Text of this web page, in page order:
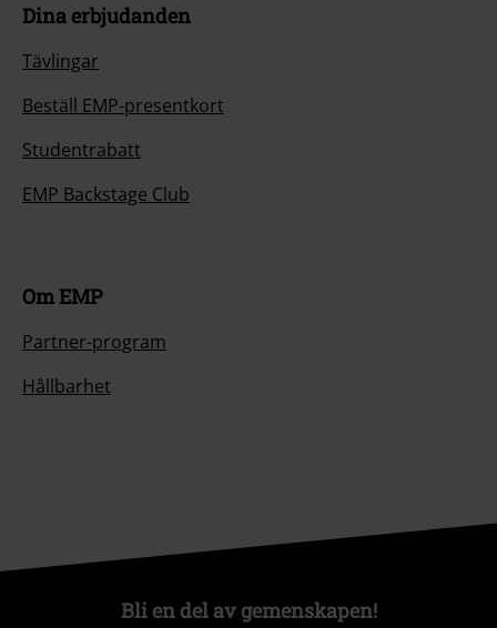
Dina erbjudanden
Tävlingar
Beställ EMP-presentkort
Studentrabatt
EMP Backstage Club
Om EMP
Partner-program
Hållbarhet
Bli en del av gemenskapen!